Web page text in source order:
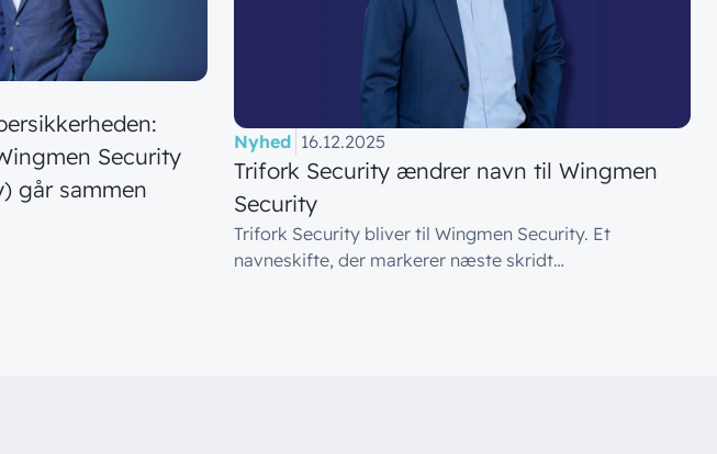
Security
går sammen
Nyhed 16.12.2025
Trifork Security ændrer navn til Wingmen
Security
Trifork Security bliver til Wingmen Security. Et
navneskifte, der markerer næste skridt…